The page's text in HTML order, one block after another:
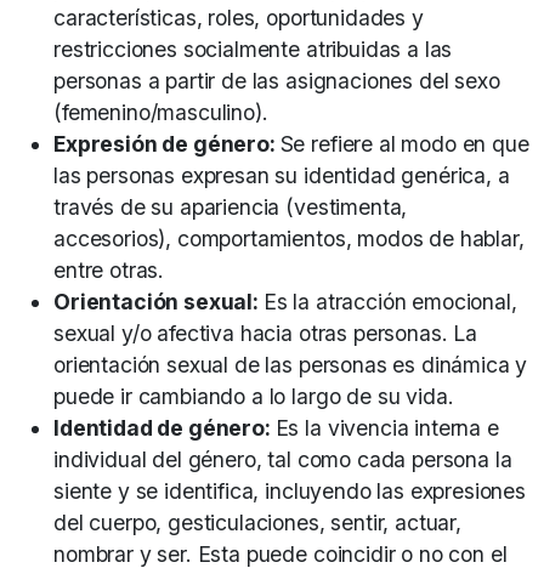
características, roles, oportunidades y
restricciones socialmente atribuidas a las
personas a partir de las asignaciones del sexo
(femenino/masculino).
Expresión de género: Se refiere al modo en que
las personas expresan su identidad genérica, a
través de su apariencia (vestimenta,
accesorios), comportamientos, modos de hablar,
entre otras.
Orientación sexual: Es la atracción emocional,
sexual y/o afectiva hacia otras personas. La
orientación sexual de las personas es dinámica y
puede ir cambiando a lo largo de su vida.
Identidad de género: Es la vivencia interna e
individual del género, tal como cada persona la
siente y se identifica, incluyendo las expresiones
del cuerpo, gesticulaciones, sentir, actuar,
nombrar y ser. Esta puede coincidir o no con el